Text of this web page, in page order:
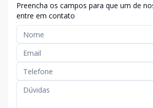
Preencha os campos para que um de
entre em contato